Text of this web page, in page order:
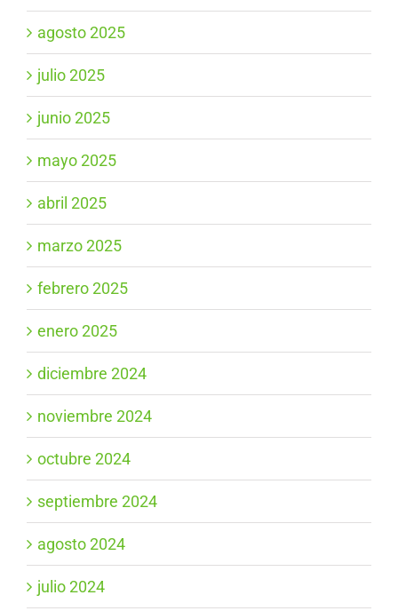
agosto 2025
julio 2025
junio 2025
mayo 2025
abril 2025
marzo 2025
febrero 2025
enero 2025
diciembre 2024
noviembre 2024
octubre 2024
septiembre 2024
agosto 2024
julio 2024